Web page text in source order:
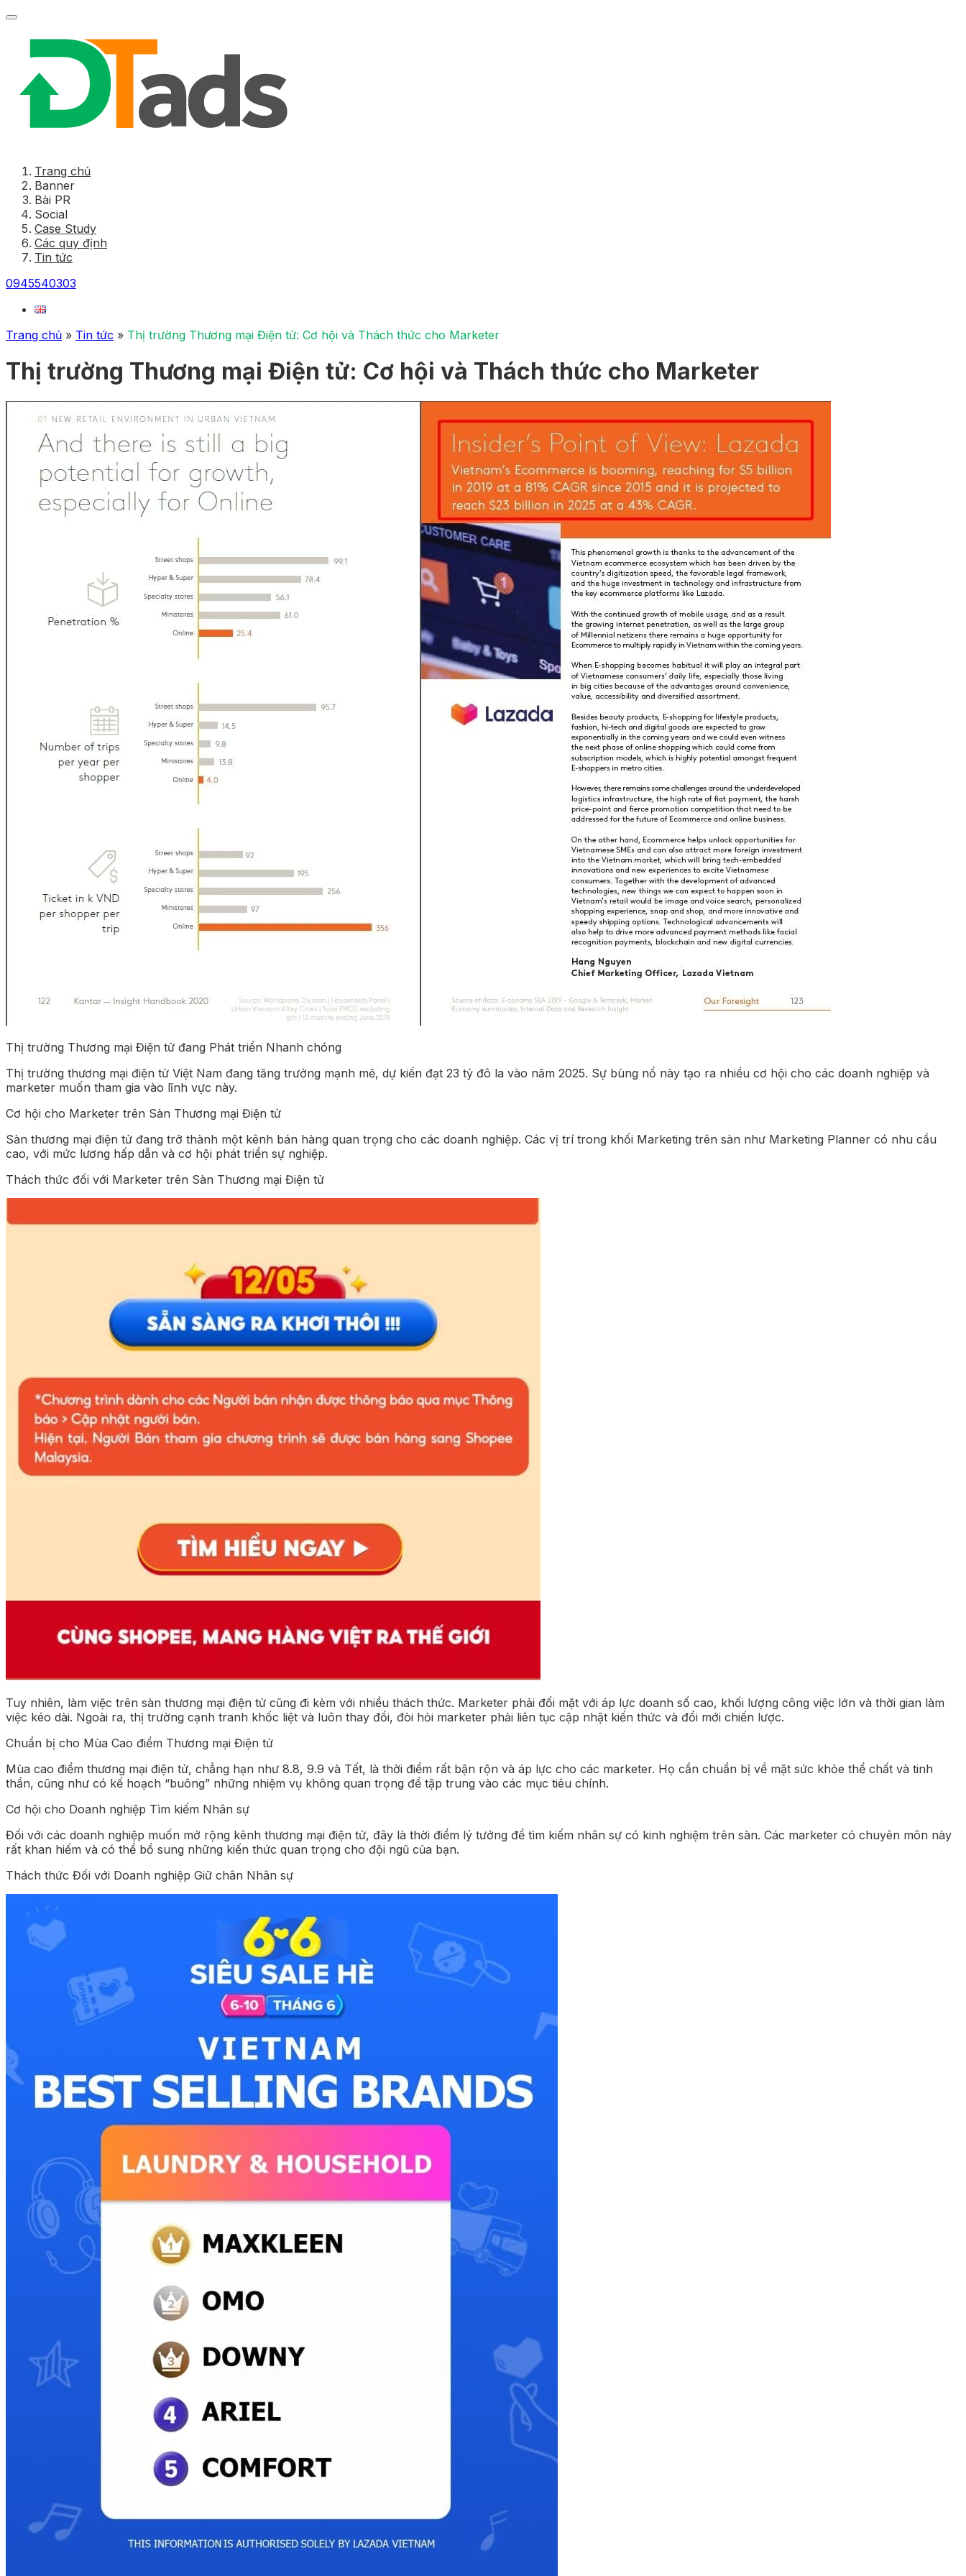
Trang chủ
Banner
Bài PR
Social
Case Study
Các quy định
Tin tức
0945540303
Trang chủ » Tin tức » Thị trường Thương mại Điện tử: Cơ hội và Thách thức cho Marketer
Thị trường Thương mại Điện tử: Cơ hội và Thách thức cho Marketer
Thị trường Thương mại Điện tử đang Phát triển Nhanh chóng
Thị trường thương mại điện tử Việt Nam đang tăng trưởng mạnh mẽ, dự kiến đạt 23 tỷ đô la vào năm 2025. Sự bùng nổ này tạo ra nhiều cơ hội cho các doanh nghiệp và
marketer muốn tham gia vào lĩnh vực này.
Cơ hội cho Marketer trên Sàn Thương mại Điện tử
Sàn thương mại điện tử đang trở thành một kênh bán hàng quan trọng cho các doanh nghiệp. Các vị trí trong khối Marketing trên sàn như Marketing Planner có nhu cầu
cao, với mức lương hấp dẫn và cơ hội phát triển sự nghiệp.
Thách thức đối với Marketer trên Sàn Thương mại Điện tử
Tuy nhiên, làm việc trên sàn thương mại điện tử cũng đi kèm với nhiều thách thức. Marketer phải đối mặt với áp lực doanh số cao, khối lượng công việc lớn và thời gian làm
việc kéo dài. Ngoài ra, thị trường cạnh tranh khốc liệt và luôn thay đổi, đòi hỏi marketer phải liên tục cập nhật kiến thức và đổi mới chiến lược.
Chuẩn bị cho Mùa Cao điểm Thương mại Điện tử
Mùa cao điểm thương mại điện tử, chẳng hạn như 8.8, 9.9 và Tết, là thời điểm rất bận rộn và áp lực cho các marketer. Họ cần chuẩn bị về mặt sức khỏe thể chất và tinh
thần, cũng như có kế hoạch “buông” những nhiệm vụ không quan trọng để tập trung vào các mục tiêu chính.
Cơ hội cho Doanh nghiệp Tìm kiếm Nhân sự
Đối với các doanh nghiệp muốn mở rộng kênh thương mại điện tử, đây là thời điểm lý tưởng để tìm kiếm nhân sự có kinh nghiệm trên sàn. Các marketer có chuyên môn này
rất khan hiếm và có thể bổ sung những kiến thức quan trọng cho đội ngũ của bạn.
Thách thức Đối với Doanh nghiệp Giữ chân Nhân sự